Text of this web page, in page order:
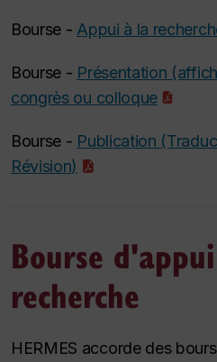
Bourse - Appui à la
Bourse - Présentation
congrès ou colloque
Bourse - Publication
Révision)
Bourse
recherche
HERMES accorde des